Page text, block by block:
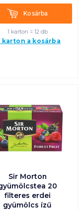
neve Z-A
KosárbaKosárba
1 karton = 12 db
karton a kosárba
Sir Morton
20
filteres erdei
gyümölcs ízű